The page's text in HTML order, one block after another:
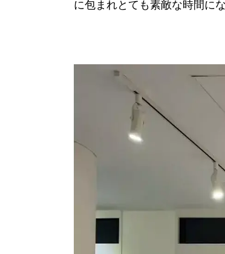
に包まれとても素敵な時間に